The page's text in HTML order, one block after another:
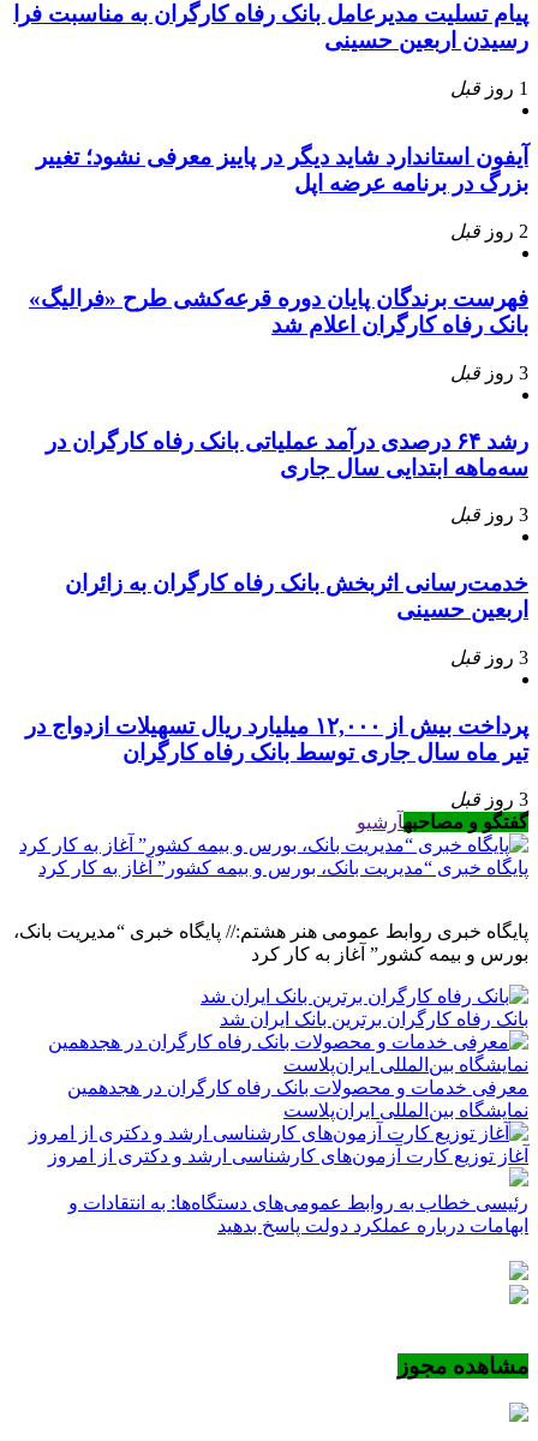
پیام تسلیت مدیرعامل بانک رفاه کارگران به مناسبت فرا
رسیدن اربعین حسینی
1 روز قبل
آیفون استاندارد شاید دیگر در پاییز معرفی نشود؛ تغییر
بزرگ در برنامه عرضه اپل
2 روز قبل
فهرست برندگان پایان دوره قرعه‌کشی طرح «فرالیگ»
بانک رفاه کارگران اعلام شد
3 روز قبل
رشد ۶۴ درصدی درآمد عملیاتی بانک رفاه کارگران در
سه‌ماهه ابتدایی سال جاری
3 روز قبل
خدمت‌رسانی اثربخش بانک رفاه کارگران به زائران
اربعین حسینی
3 روز قبل
پرداخت بیش از ۱۲,۰۰۰ میلیارد ریال تسهیلات ازدواج در
تیر ماه سال جاری توسط بانک رفاه کارگران
3 روز
قبل
گفتگو و مصاحبهآرشیو
پایگاه خبری “مدیریت بانک، بورس و بیمه کشور” آغاز به کار کرد
پایگاه خبری روابط عمومی هنر هشتم:// پایگاه خبری “مدیریت بانک،
بورس و بیمه کشور” آغاز به کار کرد
بانک رفاه کارگران برترین بانک ایران شد
معرفی خدمات و محصولات بانک رفاه کارگران در هجدهمین
نمایشگاه بین‌المللی ایران‌پلاست
آغاز توزیع کارت آزمون‌های کارشناسی ارشد و دکتری از امروز
رئیسی خطاب به روابط عمومی‌های دستگاه‌ها: به انتقادات و
ابهامات درباره عملکرد دولت پاسخ بدهید
مشاهده مجوز